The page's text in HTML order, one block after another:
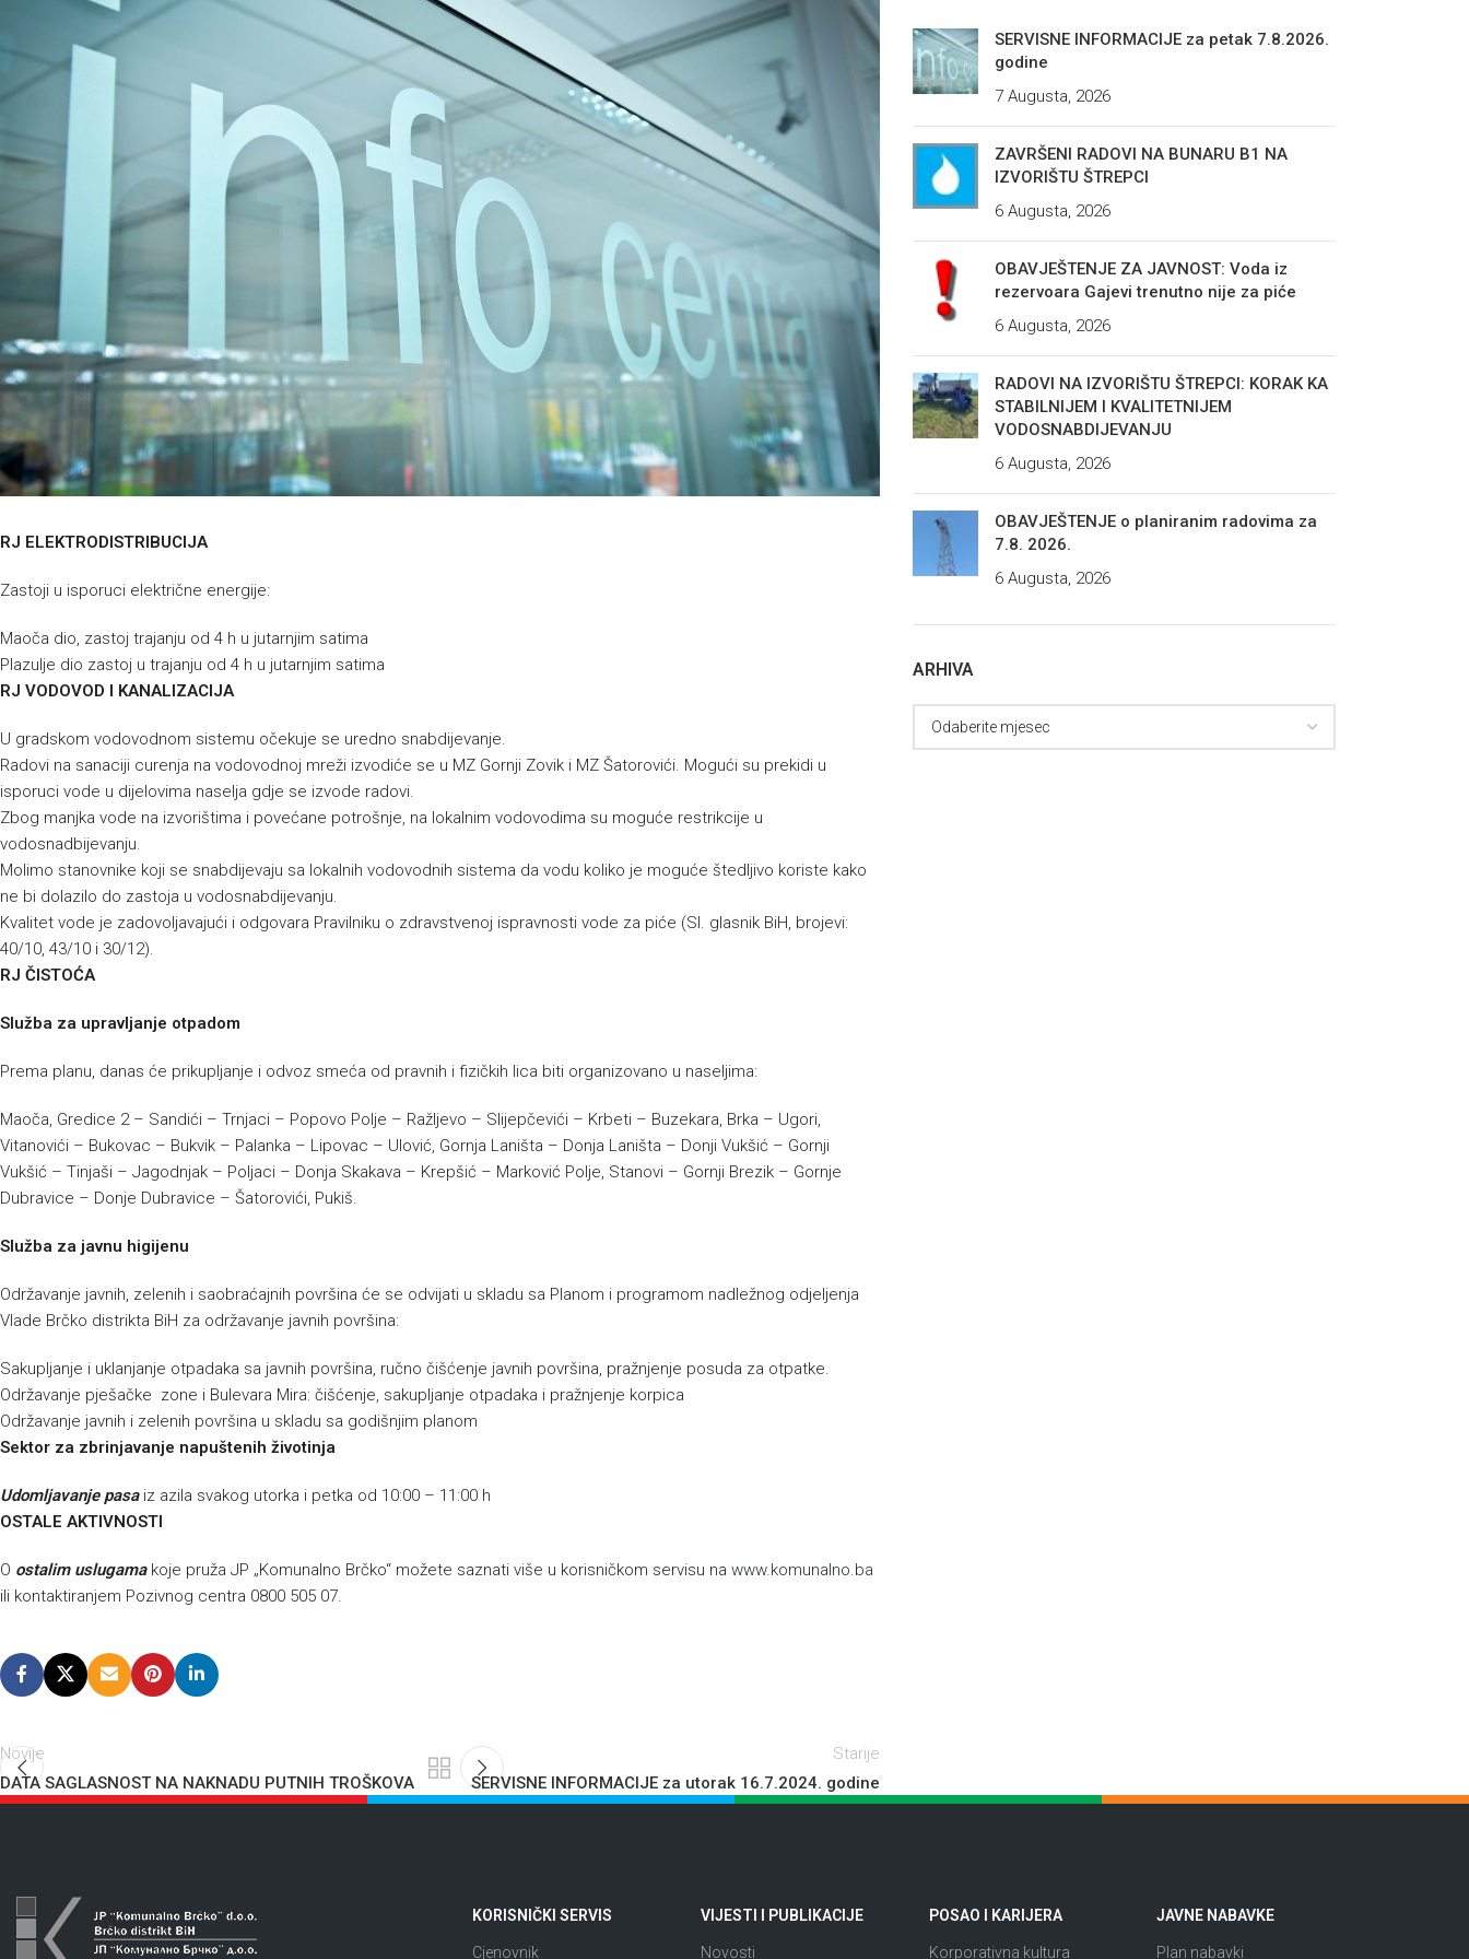
RJ ELEKTRODISTRIBUCIJA
Zastoji u isporuci električne energije:
Maoča dio, zastoj trajanju od 4 h u jutarnjim satima
Plazulje dio zastoj u trajanju od 4 h u jutarnjim satima
RJ VODOVOD I KANALIZACIJA
U gradskom vodovodnom sistemu očekuje se uredno snabdijevanje.
Radovi na sanaciji curenja na vodovodnoj mreži izvodiće se u MZ Gornji Zovik i MZ Šatorovići. Mogući su prekidi u
isporuci vode u dijelovima naselja gdje se izvode radovi.
Zbog manjka vode na izvorištima i povećane potrošnje, na lokalnim vodovodima su moguće restrikcije u
vodosnadbijevanju.
Molimo stanovnike koji se snabdijevaju sa lokalnih vodovodnih sistema da vodu koliko je moguće štedljivo koriste kako
ne bi dolazilo do zastoja u vodosnabdijevanju.
Kvalitet vode je zadovoljavajući i odgovara Pravilniku o zdravstvenoj ispravnosti vode za piće (Sl. glasnik BiH, brojevi:
40/10, 43/10 i 30/12).
RJ ČISTOĆA
Služba za upravljanje otpadom
Prema planu, danas će prikupljanje i odvoz smeća od pravnih i fizičkih lica biti organizovano u naseljima:
Maoča, Gredice 2 – Sandići – Trnjaci – Popovo Polje – Ražljevo – Slijepčevići – Krbeti – Buzekara, Brka – Ugori,
Vitanovići – Bukovac – Bukvik – Palanka – Lipovac – Ulović, Gornja Laništa – Donja Laništa – Donji Vukšić – Gornji
Vukšić – Tinjaši – Jagodnjak – Poljaci – Donja Skakava – Krepšić – Marković Polje, Stanovi – Gornji Brezik – Gornje
Dubravice – Donje Dubravice – Šatorovići, Pukiš.
Služba za javnu higijenu
Održavanje javnih, zelenih i saobraćajnih površina će se odvijati u skladu sa Planom i programom nadležnog odjeljenja
Vlade Brčko distrikta BiH za održavanje javnih površina:
Sakupljanje i uklanjanje otpadaka sa javnih površina, ručno čišćenje javnih površina, pražnjenje posuda za otpatke.
Održavanje pješačke zone i Bulevara Mira: čišćenje, sakupljanje otpadaka i pražnjenje korpica
Održavanje javnih i zelenih površina u skladu sa godišnjim planom
Sektor za zbrinjavanje napuštenih životinja
Udomljavanje pasaiz azila svakog utorka i petka od 10:00 – 11:00 h
OSTALE AKTIVNOSTI
O ostalim uslugamakoje pruža JP „Komunalno Brčko“ možete saznati više u korisničkom servisu na www.komunalno.ba
ili kontaktiranjem Pozivnog centra 0800 505 07.
Novije
DATA SAGLASNOST NA NAKNADU PUTNIH TROŠKOVA
Starije
SERVISNE INFORMACIJE za utorak 16.7.2024. godine
SERVISNE INFORMACIJE za petak 7.8.2026.
godine
7 Augusta, 2026
ZAVRŠENI RADOVI NA BUNARU B1 NA
IZVORIŠTU ŠTREPCI
6 Augusta, 2026
OBAVJEŠTENJE ZA JAVNOST: Voda iz
rezervoara Gajevi trenutno nije za piće
6 Augusta, 2026
RADOVI NA IZVORIŠTU ŠTREPCI: KORAK KA
STABILNIJEM I KVALITETNIJEM
VODOSNABDIJEVANJU
6 Augusta, 2026
OBAVJEŠTENJE o planiranim radovima za
7.8. 2026.
6 Augusta, 2026
ARHIVA
KORISNIČKI SERVIS
Cjenovnik
VIJESTI I PUBLIKACIJE
Novosti
POSAO I KARIJERA
Korporativna kultura
JAVNE NABAVKE
Plan nabavki